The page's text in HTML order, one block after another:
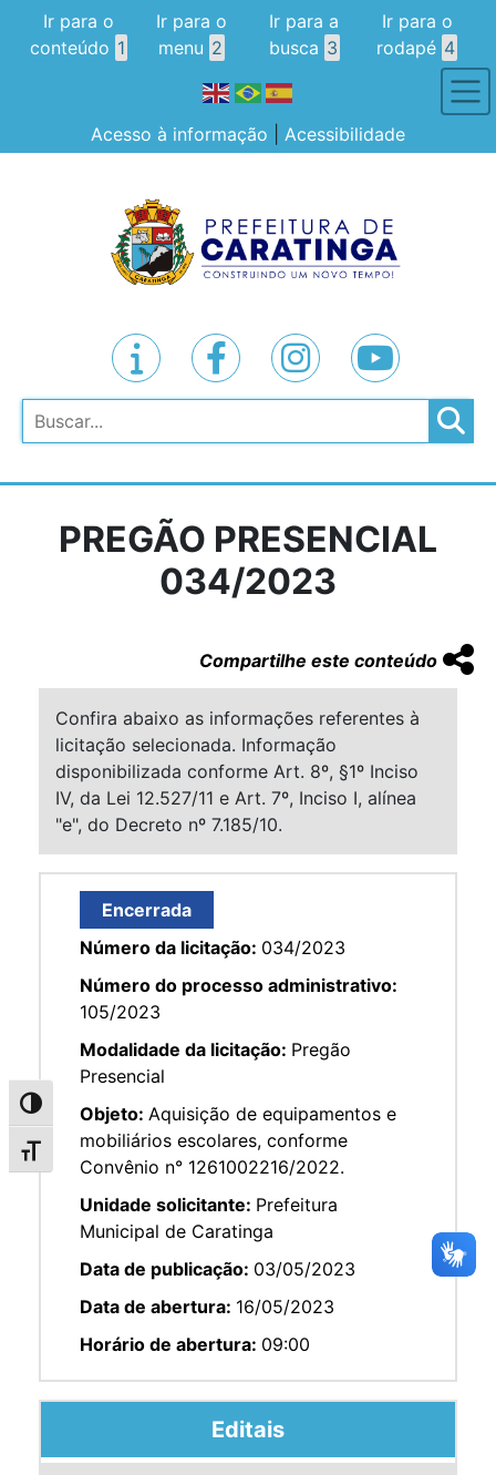
Alternar alto contraste
Alternar tamanho da fonte
Ir para o
conteúdo 1
Ir para o
menu 2
Ir para a
busca 3
Ir para o
rodapé 4
Acesso à informação Acessibilidade
Pesquisar
PREGÃO PRESENCIAL
034/2023
Compartilhe este conteúdo
Confira abaixo as informações referentes à
licitação selecionada. Informação
disponibilizada conforme Art. 8º, §1º Inciso
IV, da Lei 12.527/11 e Art. 7º, Inciso I, alínea
"e", do Decreto nº 7.185/10.
Encerrada
Número da licitação: 034/2023
Número do processo administrativo:
105/2023
Modalidade da licitação: Pregão
Presencial
Objeto: Aquisição de equipamentos e
mobiliários escolares, conforme
Convênio n° 1261002216/2022.
Unidade solicitante: Prefeitura
Municipal de Caratinga
Data de publicação: 03/05/2023
Data de abertura: 16/05/2023
Horário de abertura: 09:00
Editais